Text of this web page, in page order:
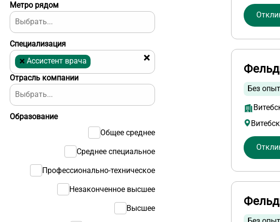
Отрасль компании
Образование
Общее среднее
Среднее специальное
Профессионально-техническое
Незаконченное высшее
Высшее
Метро рядом
Специализация
×
× Ассистент врача
Без